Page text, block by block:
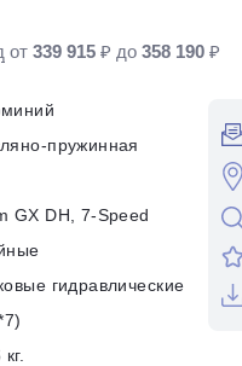
от339 915 ₽ до358 190 ₽
пружинная
GX DH, 7-Speed
гидравлические